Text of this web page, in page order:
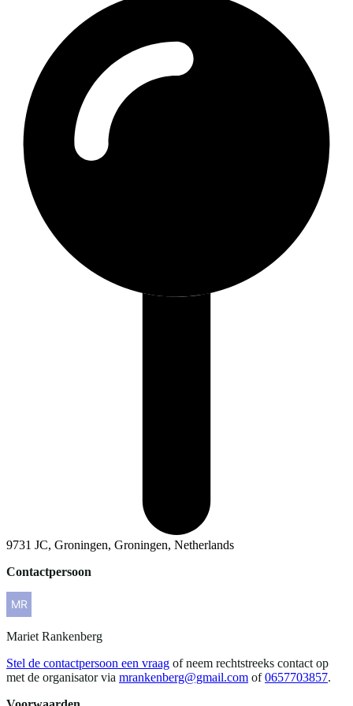
9731 JC, Groningen, Groningen, Netherlands
Contactpersoon
Mariet Rankenberg
Stel de contactpersoon een vraag of neem rechtstreeks contact op
met de organisator via mrankenberg@gmail.com of 0657703857.